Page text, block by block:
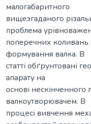
малогабаритного
вищезгаданого
проблема
поперечних коливань
формування валка. В
статті обґрунтовані
апарату на
основі
валкоутворювачем. В
процесі вивчення